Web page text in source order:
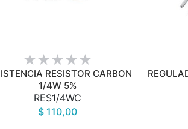
VISTA RÁPIDA
RESISTOR CARBON
1/4W 5%
RES1/4WC
$ 110,00